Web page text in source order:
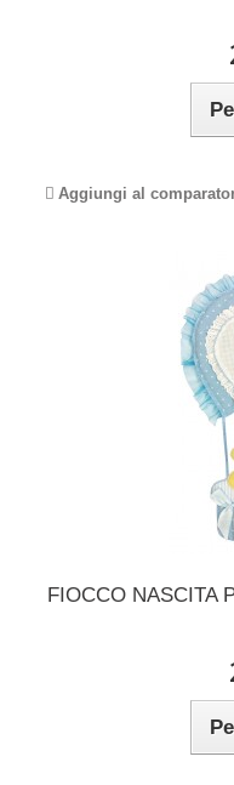
Aggiungi al
FIOCCO NASCITA